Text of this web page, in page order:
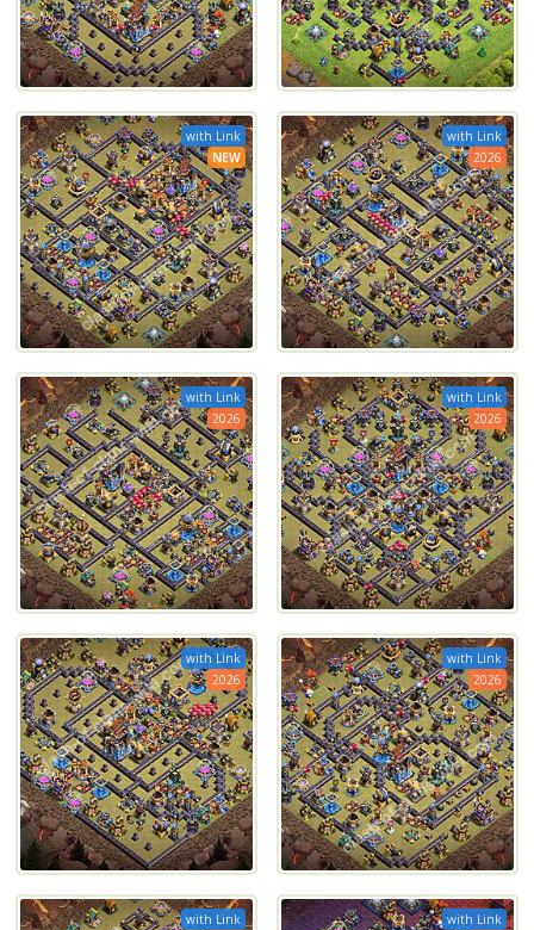
with Link
NEW
with Link
2026
with Link
2026
with Link
2026
with Link
2026
with Link
2026
with Link
with Link